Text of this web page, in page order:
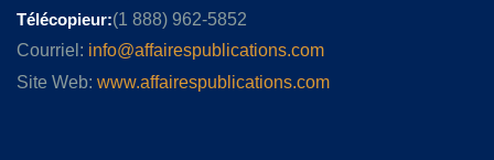
Télécopieur:(1 888) 962-5852
Courriel: info@affairespublications.com
Site Web: www.affairespublications.com